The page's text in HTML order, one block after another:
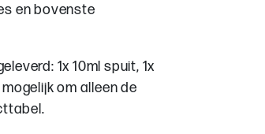
en bovenste
1x 10ml spuit, 1x
om alleen de